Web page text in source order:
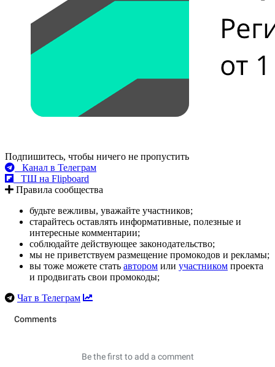
Подпишитесь, чтобы ничего не пропустить
Канал в Телеграм
ТШ на Flipboard
Правила сообщества
будьте вежливы, уважайте участников;
старайтесь оставлять информативные, полезные и
интересные комментарии;
соблюдайте действующее законодательство;
мы не приветствуем размещение промокодов и рекламы;
вы тоже можете стать автором или участником проекта
и продвигать свои промокоды;
Чат в Телеграм